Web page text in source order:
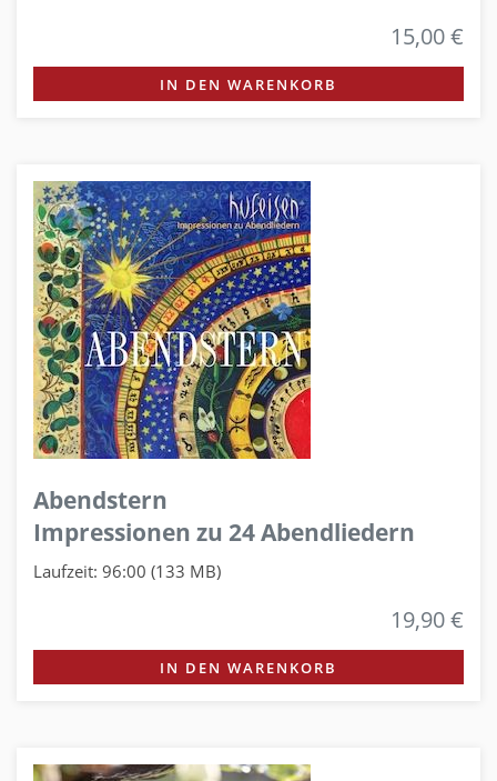
15,00 €
IN DEN WARENKORB
Abendstern
Impressionen zu 24 Abendliedern
Laufzeit: 96:00 (133 MB)
19,90 €
IN DEN WARENKORB